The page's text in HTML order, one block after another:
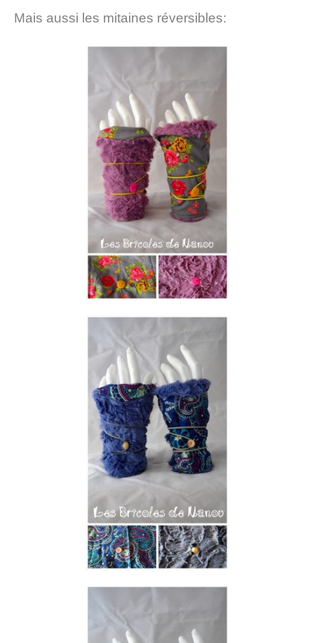
Mais aussi les mitaines réversibles: